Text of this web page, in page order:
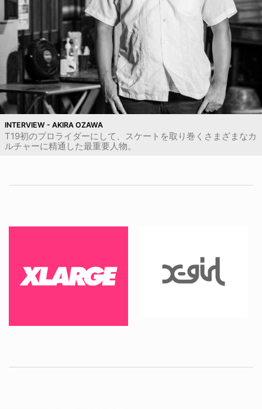
INTERVIEW - AKIRA OZAWA
T19初のプロライダーにして、スケートを取り巻くさまざまなカ
ルチャーに精通した最重要人物。